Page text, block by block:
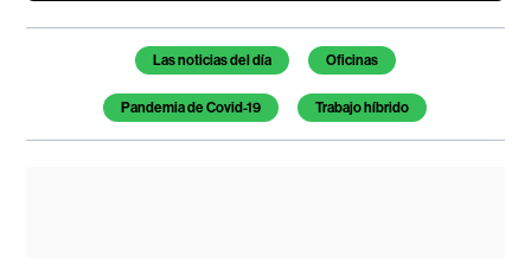
Temas de este artículo
Las noticias del día Oficinas
Pandemia de Covid-19 Trabajo híbrido